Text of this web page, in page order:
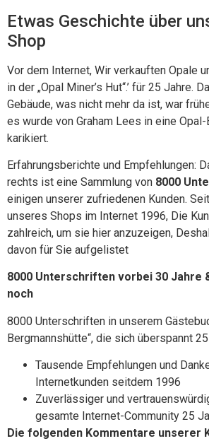
Etwas Geschichte über
Shop
Vor dem Internet, Wir verkauften Opale
in der „Opal Miner’s Hut“.’ für 25 Jahre.
Gebäude, was nicht mehr da ist, war
es wurde von Graham Lees in eine
karikiert.
Erfahrungsberichte und Empfehlungen:
rechts ist eine Sammlung von 8000
einigen unserer zufriedenen Kunden.
unseres Shops im Internet 1996, Die
zahlreich, um sie hier anzuzeigen,
davon für Sie aufgelistet
8000 Unterschriften vorbei 30 Jahre
noch
8000 Unterschriften in unserem
Bergmannshütte“, die sich überspannt
Tausende Empfehlungen und
Internetkunden seitdem 1996
Zuverlässiger und
gesamte Internet-Community 25
Die folgenden Kommentare unserer